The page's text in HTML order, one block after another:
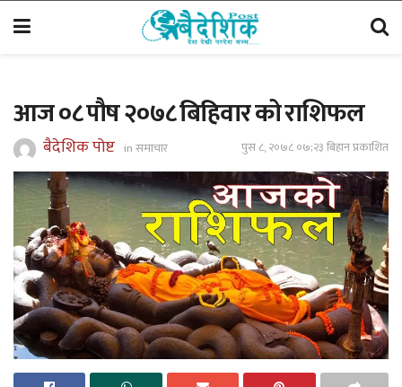
आज ०८ पौष २०७८ बिहिवार को राशिफल
बैदेशिक पोष्ट inसमाचार पुस ८, २०७८ ०७;२३ बिहान प्रकाशित